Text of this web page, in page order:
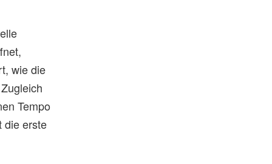
wie die
Tempo
die erste